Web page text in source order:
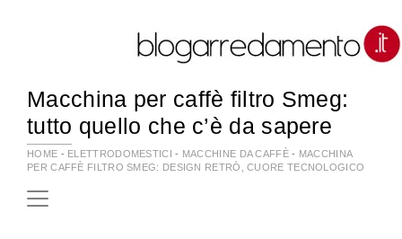
Macchina per caffè filtro Smeg:
tutto quello che c’è da sapere
HOME - ELETTRODOMESTICI - MACCHINE DA CAFFÈ - MACCHINA
PER CAFFÈ FILTRO SMEG: DESIGN RETRÒ, CUORE TECNOLOGICO